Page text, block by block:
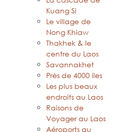
Kuang Si
Le village de
Nong Khiaw
Thakhek & le
centre du Laos
Savannakhet
Près de 4000 iles
Les plus beaux
endroits au Laos
Raisons de
Voyager au Laos
Aéroports au